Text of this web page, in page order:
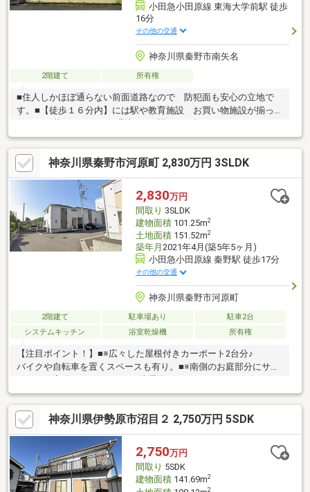
小田急小田原線 東海大学前駅 徒歩
16分
その他の交通
神奈川県秦野市南矢名
2階建て 所有権
■住人しかほぼ通らない前面道路なので 防犯面も安心の立地で
す。■【徒歩１６分内】には駅や教育施設 お買い物施設が揃っ
陽当たりが良く開放的♪■１階２階にダイニングキッチンあり■１
階は全居室６帖で広々____＼ご見学予約受付中！／____ 0120-04-
3113（通話料無料）写真では伝わらない心地よさを、ぜひ現地で
ご体感ください！住宅ローンのご相談からご見学まで、スタッフ
が丁寧にご対応いたします。
神奈川県秦野市河原町 2,830万円 3SLDK
2,830万円
間取り 3SLDK
建物面積101.25m2
土地面積151.52m2
築年月 2021年4月(築5年5ヶ月)
小田急小田原線 秦野駅 徒歩17分
その他の交通
神奈川県秦野市河原町
2階建て 駐車場あり
駐車2台
システムキッチン
浴室乾燥機 所有権
【注目ポイント！】■※広々した屋根付きカーポート2台分♪
バイクや自転車を置くスペースも有り。■※南側のお庭部分にサン
分譲された綺麗な中古邸宅♪■※分譲地内はとても綺麗で住環境良
好♪■※全室6帖以上の広々した間取りに大型の納戸収納付き♪■※約
21.4帖のLDKには4帖分の畳コーナーを設置♪●※現在賃貸居住中で
すが室内のご内覧が可能です！●※現地案内会／住宅ローン無料相
神奈川県伊勢原市沼目２ 2,750万円 5SDK
2,750万円
間取り 5SDK
建物面積141.69m2
2